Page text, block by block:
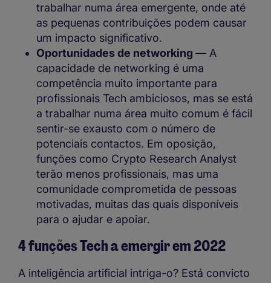
trabalhar numa área emergente, onde até
as pequenas contribuições podem causar
um impacto significativo.
Oportunidades de networking — A
capacidade de networking é uma
competência muito importante para
profissionais Tech ambiciosos, mas se está
a trabalhar numa área muito comum é fácil
sentir-se exausto com o número de
potenciais contactos. Em oposição,
funções como Crypto Research Analyst
terão menos profissionais, mas uma
comunidade comprometida de pessoas
motivadas, muitas das quais disponíveis
para o ajudar e apoiar.
4 funções Tech a emergir em 2022
A inteligência artificial intriga-o? Está convicto